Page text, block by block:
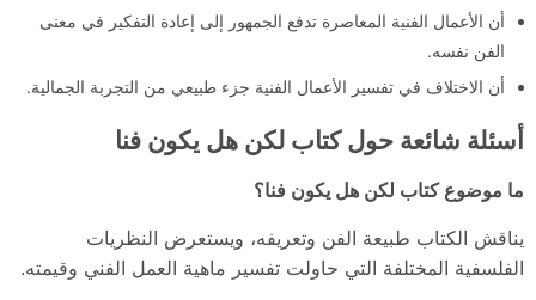
أن الأعمال الفنية المعاصرة تدفع الجمهور إلى إعادة التفكير في معنى
الفن نفسه.
أن الاختلاف في تفسير الأعمال الفنية جزء طبيعي من التجربة الجمالية.
أسئلة شائعة حول كتاب لكن هل يكون فنا
ما موضوع كتاب لكن هل يكون فنا؟
يناقش الكتاب طبيعة الفن وتعريفه، ويستعرض النظريات
الفلسفية المختلفة التي حاولت تفسير ماهية العمل الفني وقيمته.